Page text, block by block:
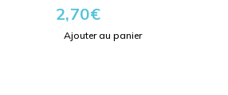
2,70€
Ajouter au panier